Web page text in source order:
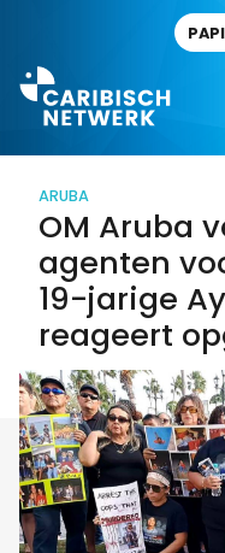
ARUBA
OM Aruba
agenten
19-jarige
reageert